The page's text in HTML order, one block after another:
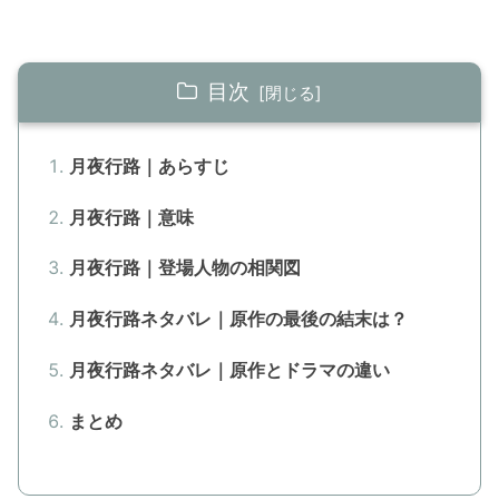
目次
月夜行路｜あらすじ
月夜行路｜意味
月夜行路｜登場人物の相関図
月夜行路ネタバレ｜原作の最後の結末は？
月夜行路ネタバレ｜原作とドラマの違い
まとめ